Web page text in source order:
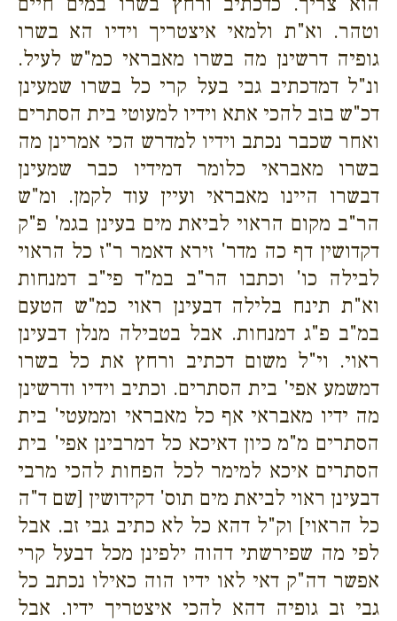
וטהר. וא"ת ולמאי איצטריך וידיו הא בשרו
גופיה דרשינן מה בשרו מאבראי כמ"ש לעיל.
ונ"ל דמדכתיב גבי בעל קרי כל בשרו שמעינן
דכ"ש בזב להכי אתא וידיו למעוטי בית הסתרים
ואחר שכבר נכתב וידיו למדרש הכי אמרינן מה
בשרו מאבראי כלומר דמידיו כבר שמעינן
דבשרו היינו מאבראי ועיין עוד לקמן. ומ"ש
הר"ב מקום הראוי לביאת מים בעינן בגמ' פ"ק
דקדושין דף כה מדר' זירא דאמר ר"ז כל הראוי
לבילה כו' וכתבו הר"ב במ"ד פי"ב דמנחות
וא"ת תינח בלילה דבעינן ראוי כמ"ש הטעם
במ"ב פ"ג דמנחות. אבל בטבילה מנלן דבעינן
ראוי. וי"ל משום דכתיב ורחץ את כל בשרו
דמשמע אפי' בית הסתרים. וכתיב וידיו ודרשינן
מה ידיו מאבראי אף כל מאבראי וממעטי' בית
הסתרים מ"מ כיון דאיכא כל דמרבינן אפי' בית
הסתרים איכא למימר לכל הפחות להכי מרבי
דבעינן ראוי לביאת מים תוס' דקידושין [שם ד"ה
כל הראוי] וק"ל דהא כל לא כתיב גבי זב. אבל
לפי מה שפירשתי דהוה ילפינן מכל דבעל קרי
אפשר דה"ק דאי לאו ידיו הוה כאילו נכתב כל
גבי זב גופיה דהא להכי איצטריך ידיו. אבל